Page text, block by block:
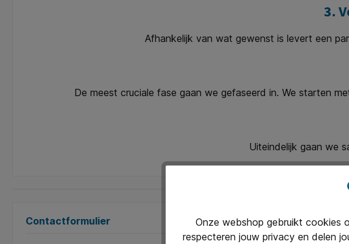
3.
Afhankelijk van wat gewenst is levert een
De meest cruciale fase gaan we gefaseerd in. We starten
Uiteindelijk gaan we
Contactformulier
Onze webshop gebruikt cookies
respecteren jouw privacy en delen